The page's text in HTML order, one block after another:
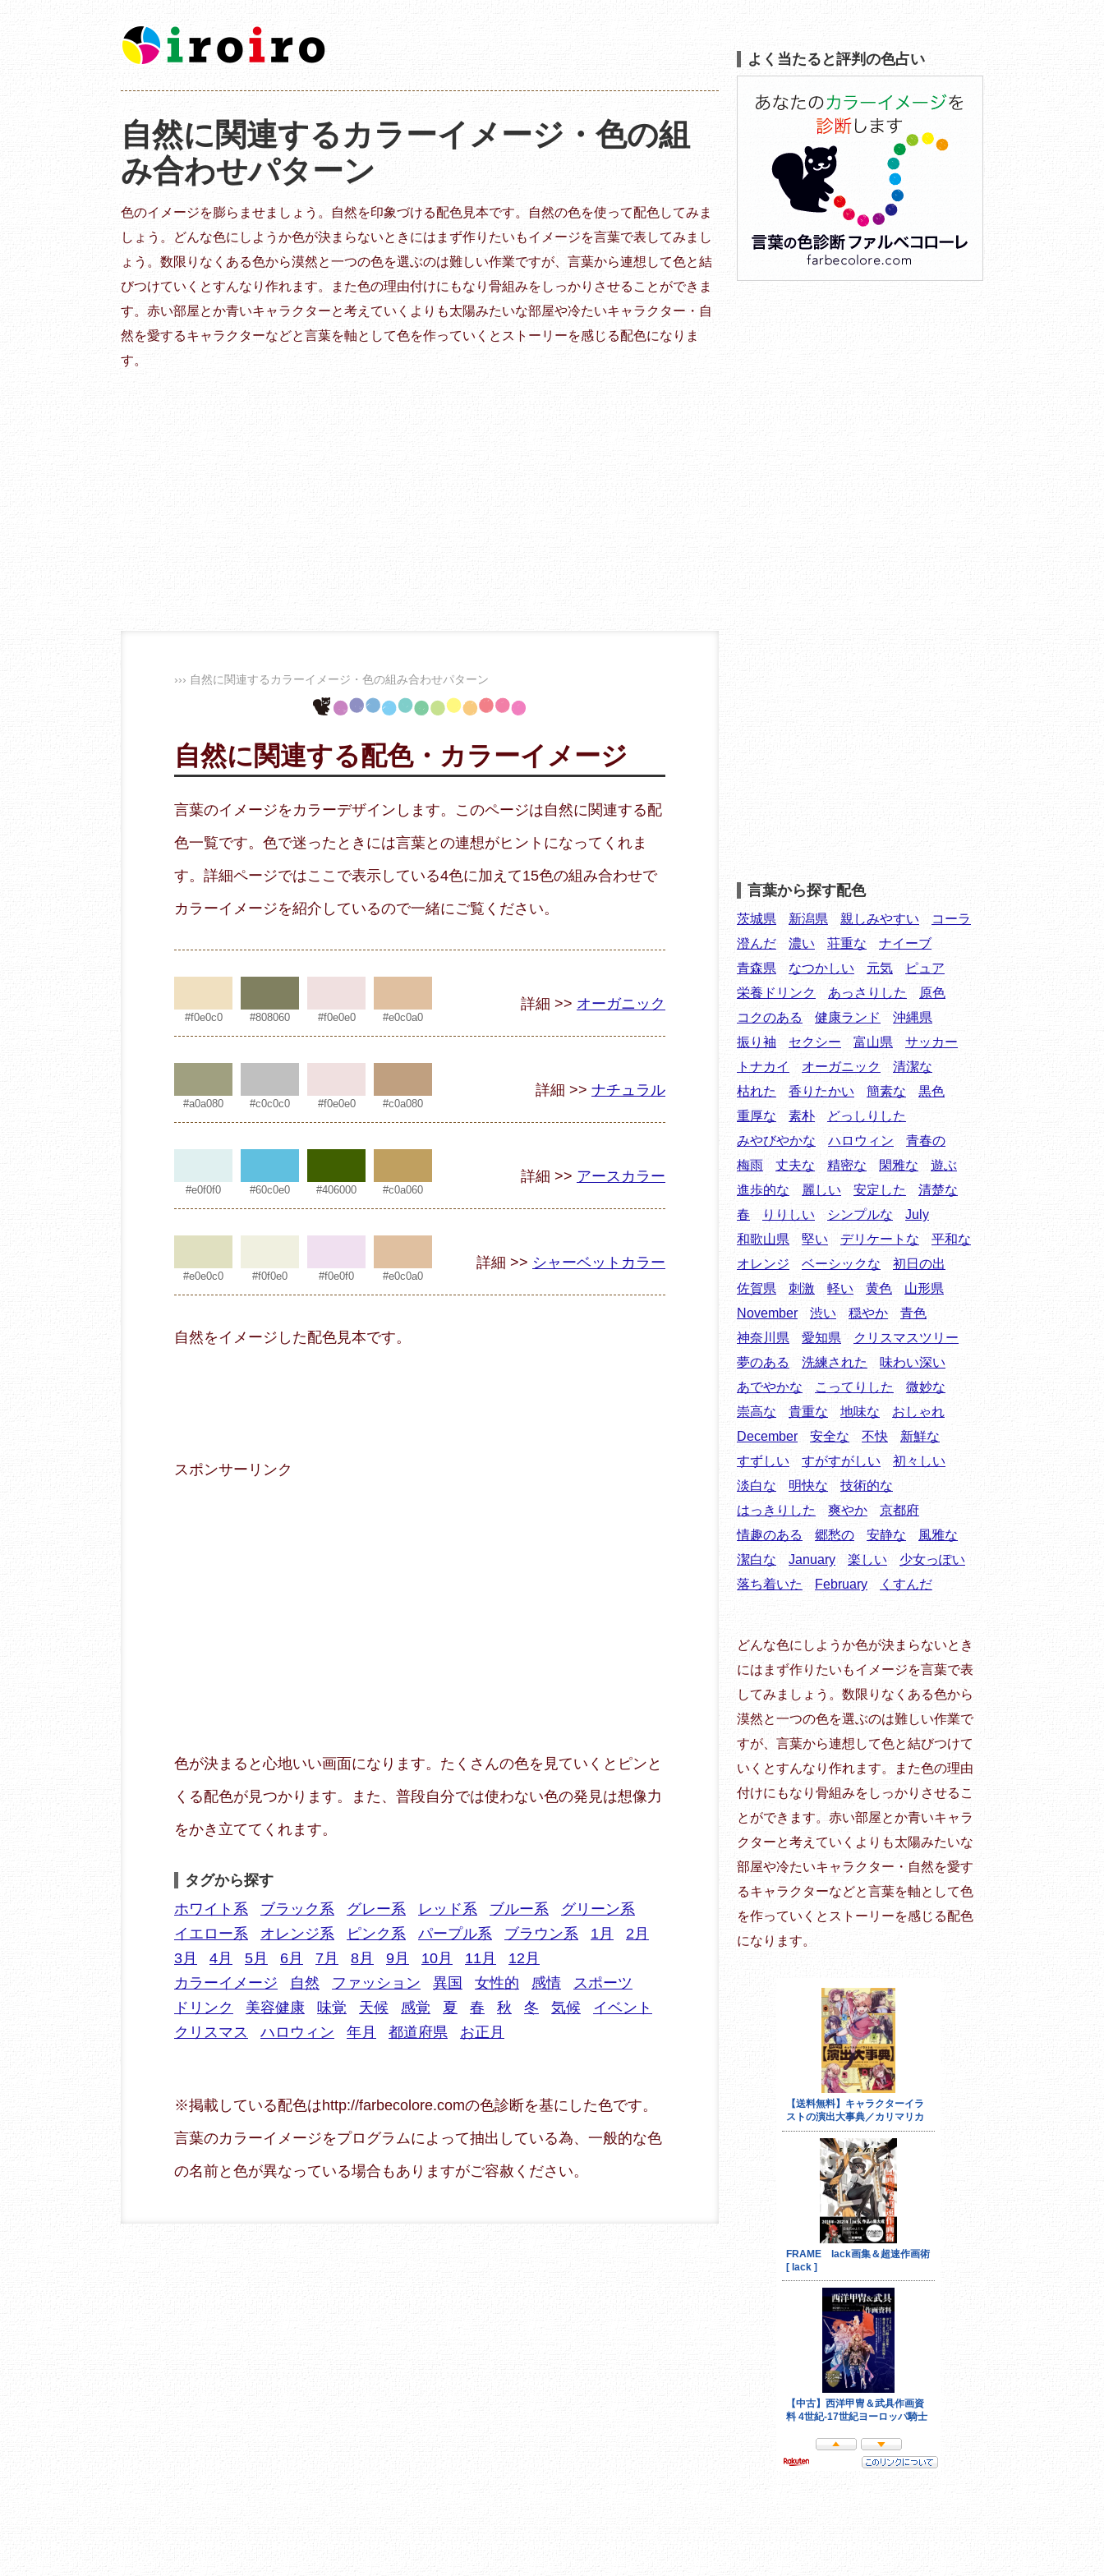
自然に関連するカラーイメージ・色の組
み合わせパターン
色のイメージを膨らませましょう。自然を印象づける配色見本です。自然の色を使って配色してみま
しょう。どんな色にしようか色が決まらないときにはまず作りたいもイメージを言葉で表してみまし
ょう。数限りなくある色から漠然と一つの色を選ぶのは難しい作業ですが、言葉から連想して色と結
びつけていくとすんなり作れます。また色の理由付けにもなり骨組みをしっかりさせることができま
す。赤い部屋とか青いキャラクターと考えていくよりも太陽みたいな部屋や冷たいキャラクター・自
然を愛するキャラクターなどと言葉を軸として色を作っていくとストーリーを感じる配色になりま
す。
››› 自然に関連するカラーイメージ・色の組み合わせパターン
自然に関連する配色・ カラーイメージ
言葉のイメージをカラーデザインします。このページは自然に関連する配
色一覧です。色で迷ったときには言葉との連想がヒントになってくれま
す。詳細ページではここで表示している4色に加えて15色の組み合わせで
カラーイメージを紹介しているので一緒にご覧ください。
詳細 >> オーガニック
#f0e0c0 #808060 #f0e0e0 #e0c0a0
詳細 >> ナチュラル
#a0a080 #c0c0c0 #f0e0e0 #c0a080
詳細 >> アースカラー
#e0f0f0 #60c0e0 #406000 #c0a060
詳細 >> シャーベットカラー
#e0e0c0 #f0f0e0 #f0e0f0 #e0c0a0
自然をイメージした配色見本です。
スポンサーリンク
色が決まると心地いい画面になります。たくさんの色を見ていくとピンと
くる配色が見つかります。また、普段自分では使わない色の発見は想像力
をかき立ててくれます。
タグから探す
ホワイト系
ブラック系 グレー系 レッド系 ブルー系
グリーン系
イエロー系
オレンジ系 ピンク系 パープル系 ブラウン系 1月
2月
3月
4月 5月 6月 7月 8月 9月 10月 11月
12月
カラーイメージ
自然 ファッション 異国 女性的 感情
スポーツ
ドリンク
美容健康 味覚 天候 感覚 夏 春 秋 冬 気候
イベント
クリスマス
ハロウィン 年月 都道府県 お正月
※掲載している配色はhttp://farbecolore.comの色診断を基にした色です。
言葉のカラーイメージをプログラムによって抽出している為、一般的な色
の名前と色が異なっている場合もありますがご容赦ください。
よく当たると評判の色占い
言葉から探す配色
茨城県 新潟県 親しみやすい
コーラ
澄んだ
濃い 荘重な
ナイーブ
青森県
なつかしい 元気
ピュア
栄養ドリンク
あっさりした
原色
コクのある
健康ランド
沖縄県
振り袖
セクシー 富山県
サッカー
トナカイ
オーガニック
清潔な
枯れた
香りたかい 簡素な
黒色
重厚な
素朴
どっしりした
みやびやかな
ハロウィン
青春の
梅雨
丈夫な 精密な 閑雅な
遊ぶ
進歩的な
麗しい 安定した
清楚な
春
りりしい シンプルな
July
和歌山県
堅い デリケートな
平和な
オレンジ
ベーシックな
初日の出
佐賀県
刺激 軽い 黄色
山形県
November
渋い 穏やか
青色
神奈川県
愛知県
クリスマスツリー
夢のある
洗練された
味わい深い
あでやかな
こってりした
微妙な
崇高な
貴重な 地味な
おしゃれ
December
安全な 不快
新鮮な
すずしい
すがすがしい
初々しい
淡白な
明快な
技術的な
はっきりした
爽やか
京都府
情趣のある
郷愁の 安静な
風雅な
潔白な
January 楽しい
少女っぽい
落ち着いた
February くすんだ
どんな色にしようか色が決まらないとき
にはまず作りたいもイメージを言葉で表
してみましょう。数限りなくある色から
漠然と一つの色を選ぶのは難しい作業で
すが、言葉から連想して色と結びつけて
いくとすんなり作れます。また色の理由
付けにもなり骨組みをしっかりさせるこ
とができます。赤い部屋とか青いキャラ
クターと考えていくよりも太陽みたいな
部屋や冷たいキャラクター・自然を愛す
るキャラクターなどと言葉を軸として色
を作っていくとストーリーを感じる配色
になります。